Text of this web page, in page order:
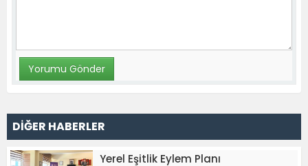
DİĞER HABERLER
Yerel Eşitlik Eylem Planı